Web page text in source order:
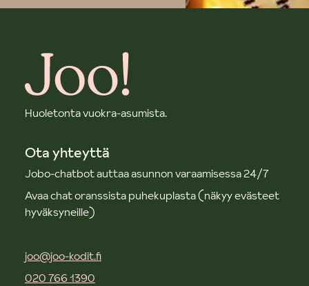
Huoletonta vuokra-asumista.
Ota yhteyttä
Jobo-chatbot auttaa asunnon varaamisessa 24/7
Avaa chat oranssista puhekuplasta (näkyy evästeet
hyväksyneille)
joo@joo-kodit.fi
020 766 1390